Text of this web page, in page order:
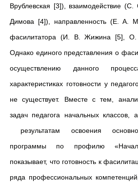
Врублевская [3]), взаимодействие
Димова [4]), направленность (Е. А.
фасилитатора (И. В. Жижина [5], О.
Однако единого представления о
осуществлению данного
характеристиках готовности у
не существует. Вместе с тем,
задач педагога начальных классов,
результатам освоения
программы по профилю
показывает, что готовность к
ряда профессиональных